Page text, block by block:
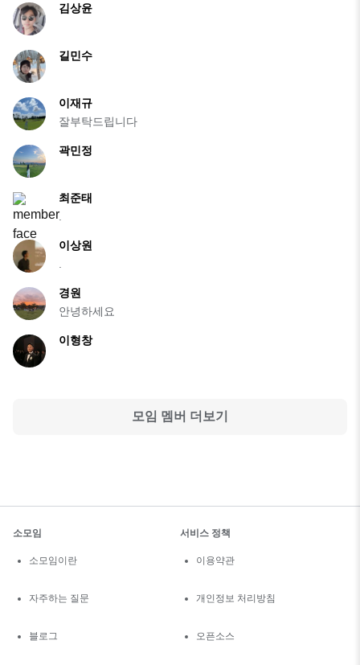
김상윤
길민수
이재규
잘부탁드립니다
곽민정
최준태
.
이상원
경원
안녕하세요
이형창
모임 멤버 더보기
소모임
소모임이란
자주하는 질문
블로그
서비스 정책
이용약관
개인정보 처리방침
오픈소스